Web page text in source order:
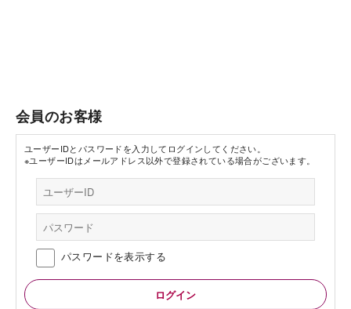
会員のお客様
ユーザーIDとパスワードを入力してログインしてください。
※ユーザーIDはメールアドレス以外で登録されている場合がございます。
パスワードを表示する